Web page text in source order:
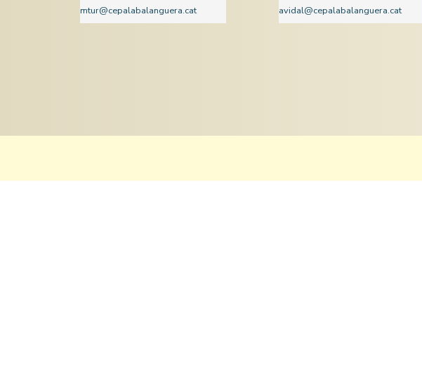
mtur@cepalabalanguera.cat
Ciències Naturals
avidal@cepalabalanguera.cat
Àmbit cientificotecnològic